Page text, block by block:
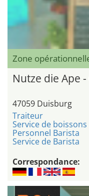
Zone
Nutze die Ape
47059 Duisburg
Traiteur
Service de boissons
Personnel Barista
Service de Barista
Correspondance: